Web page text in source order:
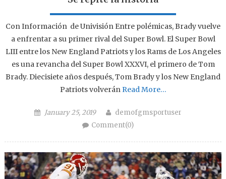
Con Información de Univisión Entre polémicas, Brady vuelve
a enfrentar a su primer rival del Super Bowl. El Super Bowl
LIII entre los New England Patriots y los Rams de Los Angeles
es una revancha del Super Bowl XXXVI, el primero de Tom
Brady. Diecisiete años después, Tom Brady y los New England
Patriots volveránRead More…
Posted on
January 25, 2019 Author
demofgmsportuser
Comment(0)